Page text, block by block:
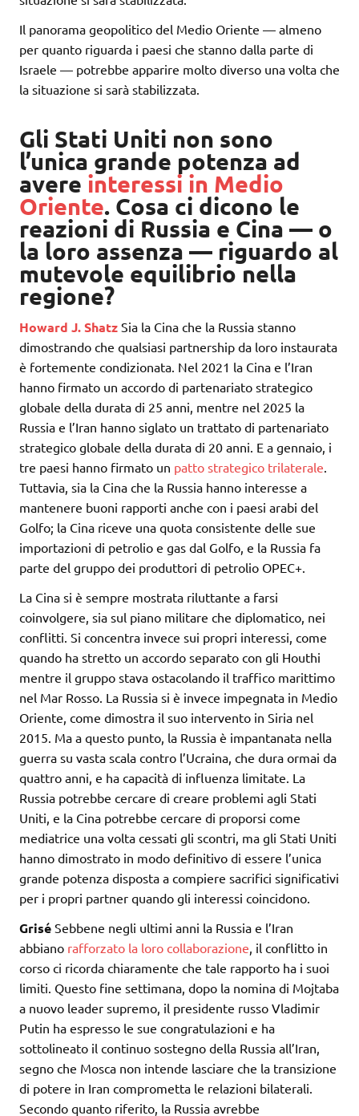
Il panorama geopolitico del Medio Oriente — almeno
per quanto riguarda i paesi che stanno dalla parte di
Israele — potrebbe apparire molto diverso una volta che
la situazione si sarà stabilizzata.
Gli Stati Uniti non sono
l’unica grande potenza ad
avere interessi in Medio
Oriente. Cosa ci dicono le
reazioni di Russia e Cina — o
la loro assenza — riguardo al
mutevole equilibrio nella
regione?
Howard J. Shatz Sia la Cina che la Russia stanno
dimostrando che qualsiasi partnership da loro instaurata
è fortemente condizionata. Nel 2021 la Cina e l’Iran
hanno firmato un accordo di partenariato strategico
globale della durata di 25 anni, mentre nel 2025 la
Russia e l’Iran hanno siglato un trattato di partenariato
strategico globale della durata di 20 anni. E a gennaio, i
tre paesi hanno firmato un patto strategico trilaterale
Tuttavia, sia la Cina che la Russia hanno interesse a
mantenere buoni rapporti anche con i paesi arabi del
Golfo; la Cina riceve una quota consistente delle sue
importazioni di petrolio e gas dal Golfo, e la Russia fa
parte del gruppo dei produttori di petrolio OPEC+.
La Cina si è sempre mostrata riluttante a farsi
coinvolgere, sia sul piano militare che diplomatico, nei
conflitti. Si concentra invece sui propri interessi, come
quando ha stretto un accordo separato con gli Houthi
mentre il gruppo stava ostacolando il traffico marittimo
nel Mar Rosso. La Russia si è invece impegnata in Medio
Oriente, come dimostra il suo intervento in Siria nel
2015. Ma a questo punto, la Russia è impantanata nella
guerra su vasta scala contro l’Ucraina, che dura ormai da
quattro anni, e ha capacità di influenza limitate. La
Russia potrebbe cercare di creare problemi agli Stati
Uniti, e la Cina potrebbe cercare di proporsi come
mediatrice una volta cessati gli scontri, ma gli Stati Uniti
hanno dimostrato in modo definitivo di essere l’unica
grande potenza disposta a compiere sacrifici significativi
per i propri partner quando gli interessi coincidono.
Grisé Sebbene negli ultimi anni la Russia e l’Iran
abbiano rafforzato la loro collaborazione , il conflitto in
corso ci ricorda chiaramente che tale rapporto ha i suoi
limiti. Questo fine settimana, dopo la nomina di Mojtaba
a nuovo leader supremo, il presidente russo Vladimir
Putin ha espresso le sue congratulazioni e ha
sottolineato il continuo sostegno della Russia all’Iran,
segno che Mosca non intende lasciare che la transizione
di potere in Iran comprometta le relazioni bilaterali.
Secondo quanto riferito, la Russia avrebbe